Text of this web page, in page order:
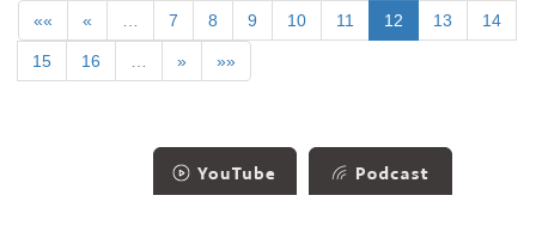
«« « 7 8 9 10 11 12 13 14
15 16 » »»